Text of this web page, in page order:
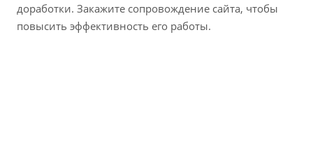
доработки. Закажите сопровождение сайта, чтобы
повысить эффективность его работы.